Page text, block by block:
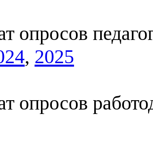
опросов
, 2025
опросов